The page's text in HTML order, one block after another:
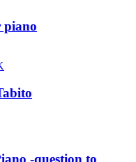
-question to